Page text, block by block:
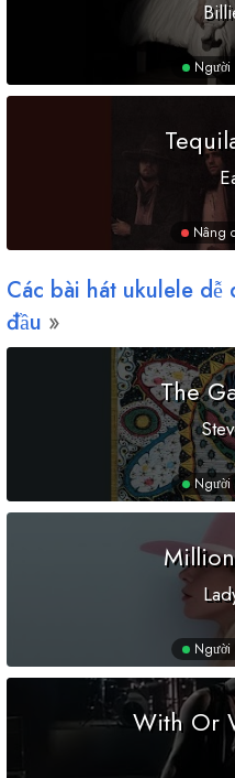
Người
Nâng
Các bài hát ukulele
đầu
The
Người
Người
With Or